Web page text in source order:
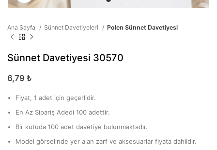
Ana Sayfa Sünnet Davetiyeleri Polen Sünnet Davetiyesi
Sünnet Davetiyesi 30570
6,79 ₺
Fiyat, 1 adet için geçerlidir.
En Az Sipariş Adedi 100 adettir.
Bir kutuda 100 adet davetiye bulunmaktadır.
Model görselinde yer alan zarf ve aksesuarlar fiyata dahildir.